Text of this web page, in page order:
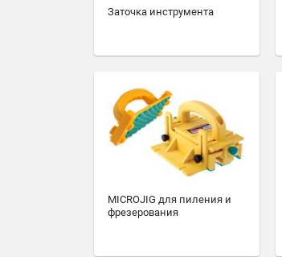
Заточка инструмента
MICROJIG для пиления и
фрезерования